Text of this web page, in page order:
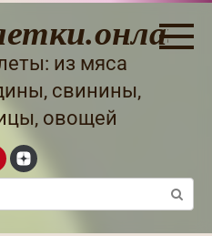
из мяса
свинины,
овощей